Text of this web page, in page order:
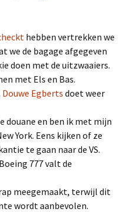
hebben vertrekken we
we de bagage afgegeven
doen met de uitzwaaiers.
met Els en Bas.
Douwe Egberts doet weer
douane en ben ik met mijn
York. Eens kijken of ze
te gaan naar de VS.
777 valt de
meegemaakt, terwijl dit
wordt aanbevolen.